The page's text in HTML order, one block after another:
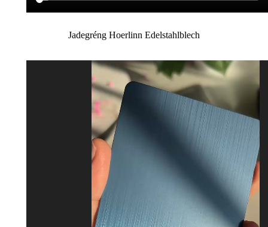
Jadegréng Hoerlinn Edelstahlblech